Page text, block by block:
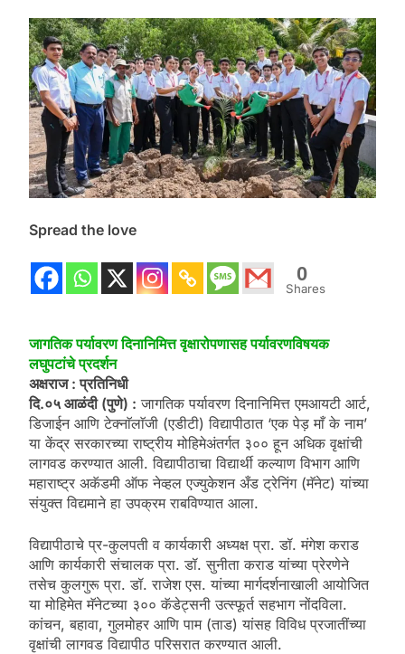
Spread the love
0
Shares
जागतिक पर्यावरण दिनानिमित्त वृक्षारोपणासह पर्यावरणविषयक
लघुपटांचे प्रदर्शन
अक्षराज : प्रतिनिधी
दि.०५ आळंदी (पुणे) : जागतिक पर्यावरण दिनानिमित्त एमआयटी आर्ट,
डिजाईन आणि टेक्नाॅलाॅजी (एडीटी) विद्यापीठात ‘एक पेड़ माँ के नाम’
या केंद्र सरकारच्या राष्ट्रीय मोहिमेअंतर्गत ३०० हून अधिक वृक्षांची
लागवड करण्यात आली. विद्यापीठाचा विद्यार्थी कल्याण विभाग आणि
महाराष्ट्र अकॅडमी ऑफ नेव्हल एज्युकेशन अँड ट्रेनिंग (मॅनेट) यांच्या
संयुक्त विद्यमाने हा उपक्रम राबविण्यात आला.
विद्यापीठाचे प्र-कुलपती व कार्यकारी अध्यक्ष प्रा. डॉ. मंगेश कराड
आणि कार्यकारी संचालक प्रा. डॉ. सुनीता कराड यांच्या प्रेरणेने
तसेच कुलगुरू प्रा. डॉ. राजेश एस. यांच्या मार्गदर्शनाखाली आयोजित
या मोहिमेत मॅनेटच्या ३०० कॅडेट्सनी उत्स्फूर्त सहभाग नोंदविला.
कांचन, बहावा, गुलमोहर आणि पाम (ताड) यांसह विविध प्रजातींच्या
वृक्षांची लागवड विद्यापीठ परिसरात करण्यात आली.